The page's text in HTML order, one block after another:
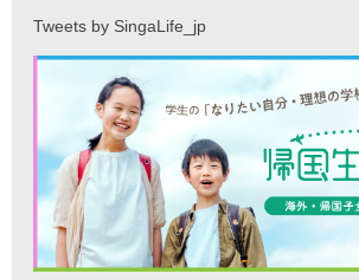
Tweets by SingaLife_jp